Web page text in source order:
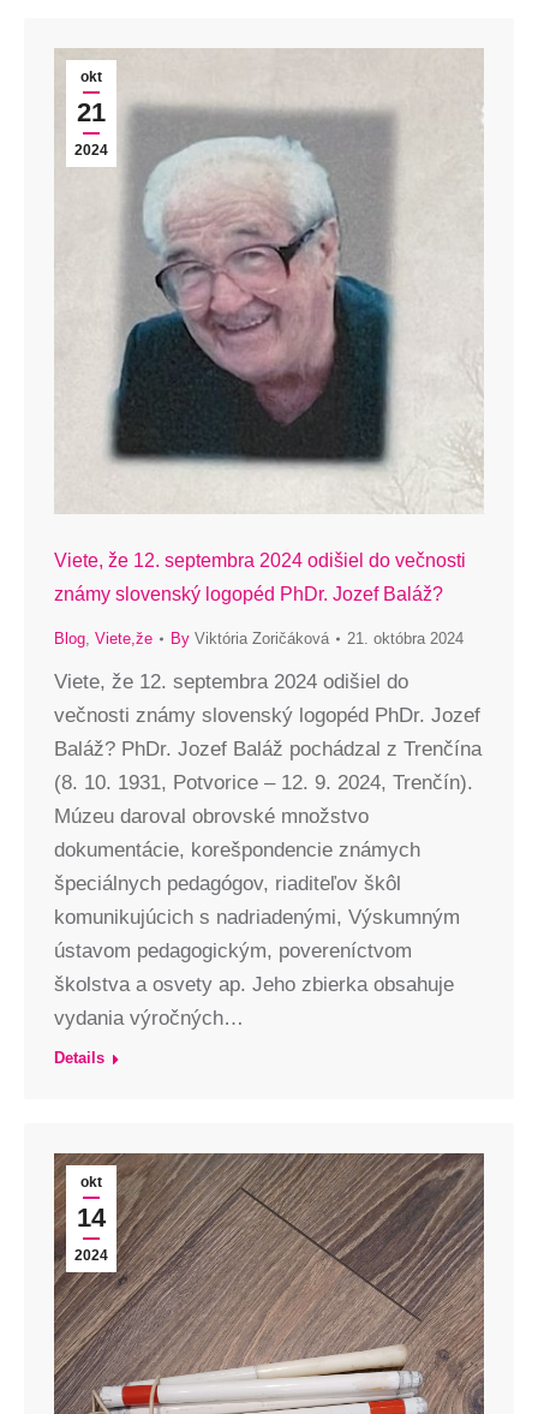
okt
21
2024
Viete, že 12. septembra 2024 odišiel do večnosti
známy slovenský logopéd PhDr. Jozef Baláž?
Blog, Viete,že By Viktória Zoričáková 21. októbra 2024
Viete, že 12. septembra 2024 odišiel do
večnosti známy slovenský logopéd PhDr. Jozef
Baláž? PhDr. Jozef Baláž pochádzal z Trenčína
(8. 10. 1931, Potvorice – 12. 9. 2024, Trenčín).
Múzeu daroval obrovské množstvo
dokumentácie, korešpondencie známych
špeciálnych pedagógov, riaditeľov škôl
komunikujúcich s nadriadenými, Výskumným
ústavom pedagogickým, povereníctvom
školstva a osvety ap. Jeho zbierka obsahuje
vydania výročných…
Details
okt
14
2024